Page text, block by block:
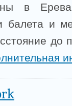
в
балета и
до